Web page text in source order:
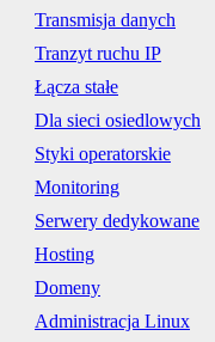
Transmisja danych
Tranzyt ruchu IP
Łącza stałe
Dla sieci osiedlowych
Styki operatorskie
Monitoring
Serwery dedykowane
Hosting
Domeny
Administracja Linux